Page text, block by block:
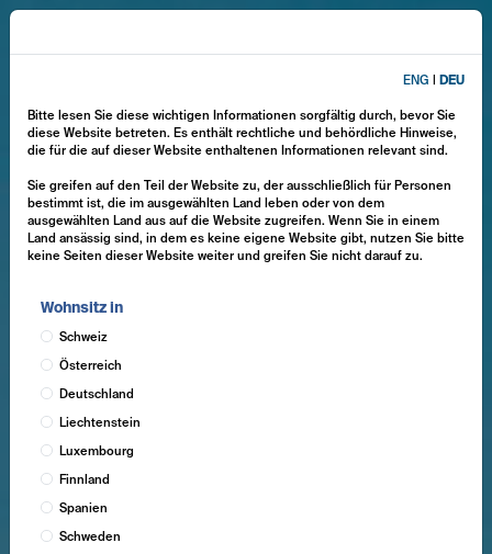
ENG DEU
Bitte lesen Sie diese wichtigen Informationen sorgfältig durch, bevor Sie
diese Website betreten. Es enthält rechtliche und behördliche Hinweise,
die für die auf dieser Website enthaltenen Informationen relevant sind.
Sie greifen auf den Teil der Website zu, der ausschließlich für Personen
bestimmt ist, die im ausgewählten Land leben oder von dem
ausgewählten Land aus auf die Website zugreifen. Wenn Sie in einem
Land ansässig sind, in dem es keine eigene Website gibt, nutzen Sie bitte
keine Seiten dieser Website weiter und greifen Sie nicht darauf zu.
Wohnsitz in
Schweiz
Österreich
Deutschland
Liechtenstein
Luxembourg
Finnland
Spanien
Schweden